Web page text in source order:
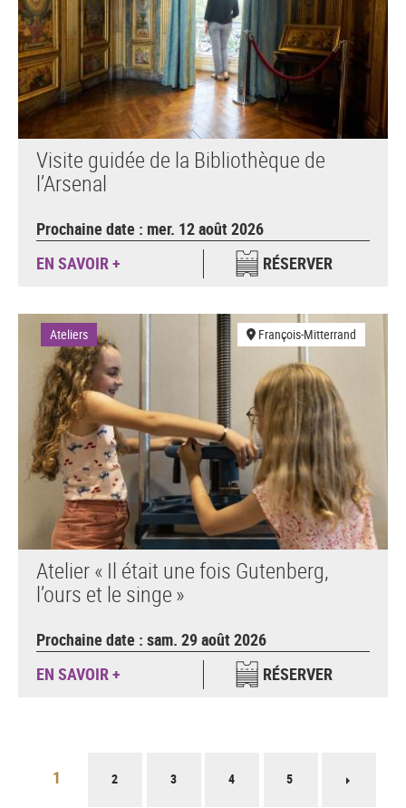
Visite guidée de la Bibliothèque de
l’Arsenal
Prochaine date : mer. 12 août 2026
EN SAVOIR +
RÉSERVER
Ateliers François-Mitterrand
Atelier « Il était une fois Gutenberg,
l’ours et le singe »
Prochaine date : sam. 29 août 2026
EN SAVOIR +
RÉSERVER
1 2 3 4 5